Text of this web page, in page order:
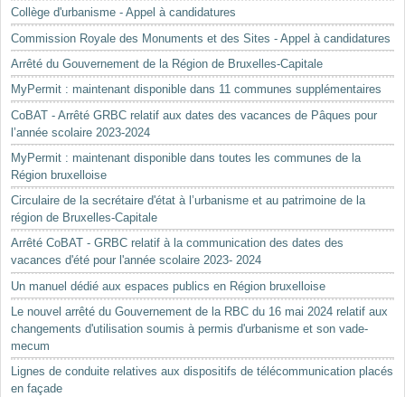
Collège d'urbanisme - Appel à candidatures
Commission Royale des Monuments et des Sites - Appel à candidatures
Arrêté du Gouvernement de la Région de Bruxelles-Capitale
MyPermit : maintenant disponible dans 11 communes supplémentaires
CoBAT - Arrêté GRBC relatif aux dates des vacances de Pâques pour
l’année scolaire 2023-2024
MyPermit : maintenant disponible dans toutes les communes de la
Région bruxelloise
Circulaire de la secrétaire d'état à l’urbanisme et au patrimoine de la
région de Bruxelles-Capitale
Arrêté CoBAT - GRBC relatif à la communication des dates des
vacances d'été pour l'année scolaire 2023- 2024
Un manuel dédié aux espaces publics en Région bruxelloise
Le nouvel arrêté du Gouvernement de la RBC du 16 mai 2024 relatif aux
changements d'utilisation soumis à permis d'urbanisme et son vade-
mecum
Lignes de conduite relatives aux dispositifs de télécommunication placés
en façade